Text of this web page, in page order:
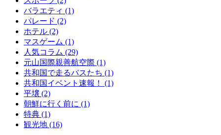
バラエティ (1)
パレード (2)
ホテル (2)
マスゲーム (1)
人気コラム (29)
元山国際親善航空際 (1)
共和国で走るバスたち (1)
共和国イベント速報！ (1)
平壌 (2)
朝鮮に行く前に (1)
特典 (1)
観光地 (16)